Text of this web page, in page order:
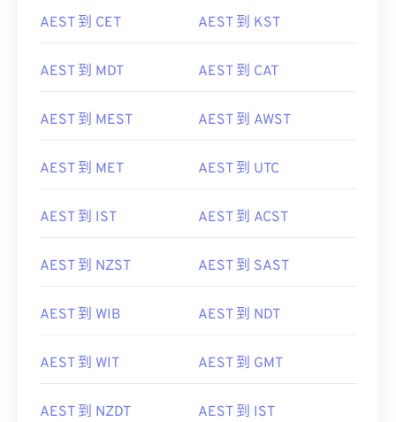
AEST 到 CET AEST 到 KST
AEST 到 MDT AEST 到 CAT
AEST 到 MEST AEST 到 AWST
AEST 到 MET AEST 到 UTC
AEST 到 IST AEST 到 ACST
AEST 到 NZST AEST 到 SAST
AEST 到 WIB AEST 到 NDT
AEST 到 WIT AEST 到 GMT
AEST 到 NZDT AEST 到 IST